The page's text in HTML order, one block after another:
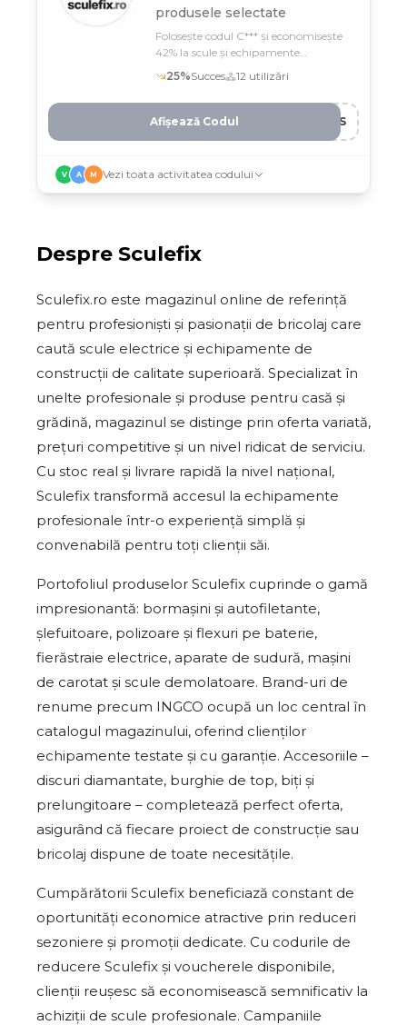
produsele selectate
Folosește codul C*** și economisește
42% la scule și echipamente
selectionate pe Sculefix
25%Succes 12 utilizări
QVS
Afișează Codul
V A M Vezi toata activitatea codului
Despre Sculefix
Sculefix.ro este magazinul online de referință
pentru profesioniști și pasionații de bricolaj care
caută scule electrice și echipamente de
construcții de calitate superioară. Specializat în
unelte profesionale și produse pentru casă și
grădină, magazinul se distinge prin oferta variată,
prețuri competitive și un nivel ridicat de serviciu.
Cu stoc real și livrare rapidă la nivel național,
Sculefix transformă accesul la echipamente
profesionale într-o experiență simplă și
convenabilă pentru toți clienții săi.
Portofoliul produselor Sculefix cuprinde o gamă
impresionantă: bormașini și autofiletante,
șlefuitoare, polizoare și flexuri pe baterie,
fierăstraie electrice, aparate de sudură, mașini
de carotat și scule demolatoare. Brand-uri de
renume precum INGCO ocupă un loc central în
catalogul magazinului, oferind clienților
echipamente testate și cu garanție. Accesoriile –
discuri diamantate, burghie de top, biți și
prelungitoare – completează perfect oferta,
asigurând că fiecare proiect de construcție sau
bricolaj dispune de toate necesitățile.
Cumpărătorii Sculefix beneficiază constant de
oportunități economice atractive prin reduceri
sezoniere și promoții dedicate. Cu codurile de
reducere Sculefix și voucherele disponibile,
clienții reușesc să economisească semnificativ la
achiziții de scule profesionale. Campaniile